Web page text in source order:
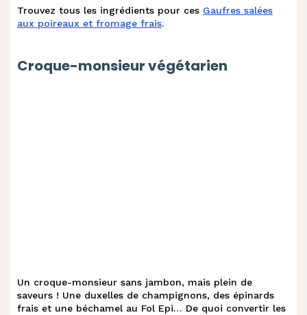
Trouvez tous les ingrédients pour ces Gaufres salées
aux poireaux et fromage frais.
Croque-monsieur végétarien
Un croque-monsieur sans jambon, mais plein de
saveurs ! Une duxelles de champignons, des épinards
frais et une béchamel au Fol Epi… De quoi convertir les